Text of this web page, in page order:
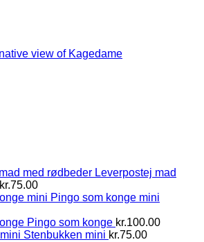
Leverpostej mad
kr.75.00
Pingo som konge mini
Pingo som konge kr.100.00
Stenbukken mini kr.75.00